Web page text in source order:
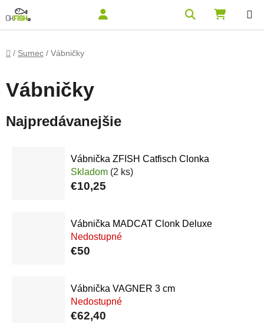
Domov
/ Sumec / Vábničky
Vábničky
Najpredávanejšie
Vábnička ZFISH Catfisch Clonka
Skladom (2 ks)
€10,25
Vábnička MADCAT Clonk Deluxe
Nedostupné
€50
Vábnička VAGNER 3 cm
Nedostupné
€62,40